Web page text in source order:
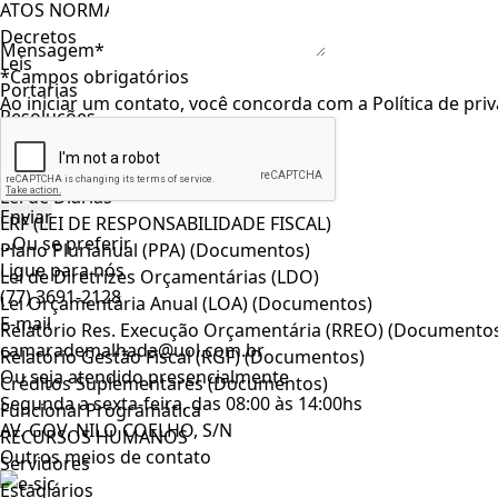
Mensagem*
*Campos obrigatórios
Ao iniciar um contato, você concorda com a Política de
...Ou se preferir
Ligue para nós
(77) 3691-2128
E-mail
camarademalhada@uol.com.br
Ou seja atendido presencialmente
Segunda a sexta-feira, das 08:00 às 14:00hs
AV. GOV. NILO COELHO, S/N
Outros meios de contato
ATOS NORMATIVOS
Decretos
Leis
Portarias
Resoluções
Lei Orgânica do Município
Regimento Interno
Lei de Diárias
LRF (LEI DE RESPONSABILIDADE FISCAL)
Plano Plurianual (PPA) (Documentos)
Lei de Diretrizes Orçamentárias (LDO)
Lei Orçamentária Anual (LOA) (Documentos)
Relatório Res. Execução Orçamentária (RREO)
Relatório Gestão Fiscal (RGF) (Documentos)
Créditos Suplementares (Documentos)
Funcional Programática
RECURSOS HUMANOS
Servidores
Estagiários